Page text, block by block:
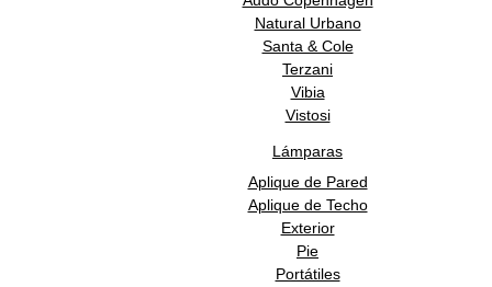
Natural Urbano
Santa & Cole
Terzani
Vibia
Vistosi
Lámparas
Aplique de Pared
Aplique de Techo
Exterior
Pie
Portátiles